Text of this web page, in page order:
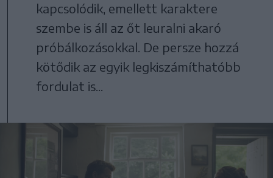
kapcsolódik, emellett karaktere
szembe is áll az őt leuralni akaró
próbálkozásokkal. De persze hozzá
kötődik az egyik legkiszámíthatóbb
fordulat is...